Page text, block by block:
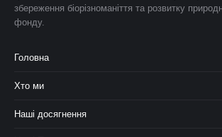
збереження біорізноманіття та розвитку
фонду.
Головна
Хто ми
Наші досягнення